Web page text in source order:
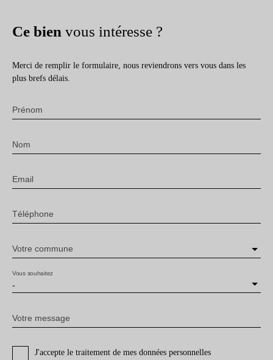
Ce bien vous intéresse ?
Merci de remplir le formulaire, nous reviendrons vers vous dans les
plus brefs délais.
Prénom
Nom
Email
Téléphone
Votre commune
-
Vous souhaitez
Votre message
J'accepte le traitement de mes données personnelles